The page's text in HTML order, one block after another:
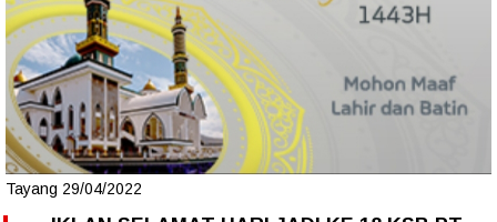
Tayang 29/04/2022